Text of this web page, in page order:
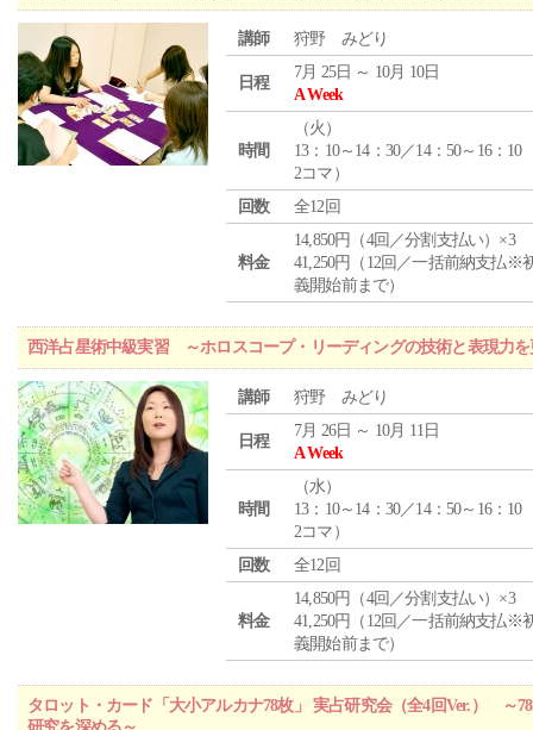
講師 狩野 みどり
日程
7月 25日 ～ 10月 10日
A Week
時間
（火 ）
13：10～14：30／14：50～16：10
2コマ）
回数
全12回
料金
14,850円（4回／分割支払い）×3
41,250円（12回／一括前納支払※
義開始前まで）
西洋占星術中級実習 ～ホロスコープ・リーディングの技術と表現力
講師 狩野 みどり
日程
7月 26日 ～ 10月 11日
A Week
時間
（水）
13：10～14：30／14：50～16：10
2コマ）
回数
全12回
料金
14,850円（4回／分割支払い）×3
41,250円（12回／一括前納支払※
義開始前まで）
タロット・カード「大小アルカナ78枚」 実占研究会（全4回Ver.） ～